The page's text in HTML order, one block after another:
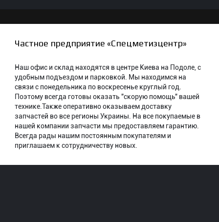
Частное предприятие «Спецметизцентр»
Наш офис и склад находятся в центре Киева на Подоле, с
удобным подъездом и парковкой. Мы находимся на
связи с понедельника по воскресенье круглый год.
Поэтому всегда готовы оказать "скорую помощь" вашей
технике.Также оперативно оказываем доставку
запчастей во все регионы Украины. На все покупаемые в
нашей компании запчасти мы предоставляем гарантию.
Всегда рады нашим постоянным покупателям и
приглашаем к сотрудничеству новых.